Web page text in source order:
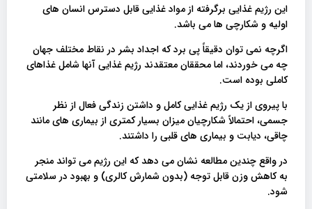
این رژیم غذایی برگرفته از مواد غذایی قابل دسترس انسان های
اولیه و شکارچی ها می باشد.
اگرچه نمی توان دقیقاً پی برد که اجداد بشر در نقاط مختلف جهان
چه می خوردند، اما محققان معتقدند رژیم غذایی آنها شامل غذاهای
کاملی بوده است.
با پیروی از یک رژیم غذایی کامل و داشتن زندگی فعال از نظر
جسمی، احتمالاً شکارچیان میزان بسیار کمتری از بیماری های مانند
چاقی، دیابت و بیماری های قلبی را داشتند.
در واقع چندین مطالعه نشان می دهد که این رژیم می تواند منجر
به کاهش وزن قابل توجه (بدون شمارش کالری) و بهبود در سلامتی
شود.